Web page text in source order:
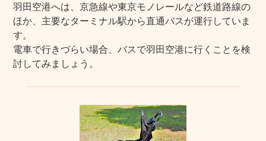
羽田空港へは、京急線や東京モノレールなど鉄道路線の
ほか、主要なターミナル駅から直通バスが運行していま
す。
電車で行きづらい場合、バスで羽田空港に行くことを検
討してみましょう。